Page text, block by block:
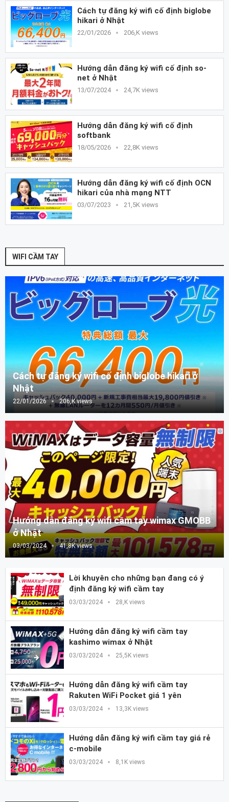
Cách tự đăng ký wifi cố định biglobe
hikari ở Nhật
22/01/2026 206,K views
Hướng dẫn đăng ký wifi cố định so-
net ở Nhật
13/07/2024 24,7K views
Hướng dẫn đăng ký wifi cố định
softbank
18/05/2026 22,8K views
Hướng dẫn đăng ký wifi cố định OCN
hikari của nhà mạng NTT
03/07/2023 21,5K views
WIFI CẦM TAY
Cách tự đăng ký wifi cố định biglobe hikari ở
Nhật
22/01/2026 206,K views
Hướng dẫn đăng ký wifi cầm tay wimax GMOBB
ở Nhật
03/03/2024 41,8K views
Lời khuyên cho những bạn đang có ý
định đăng ký wifi cầm tay
03/03/2024 28,K views
Hướng dẫn đăng ký wifi cầm tay
kashimo wimax ở Nhật
03/03/2024 25,5K views
Hướng dẫn đăng ký wifi cầm tay
Rakuten WiFi Pocket giá 1 yên
03/03/2024 13,3K views
Hướng dẫn đăng ký wifi cầm tay giá rẻ
c-mobile
03/03/2024 8,1K views